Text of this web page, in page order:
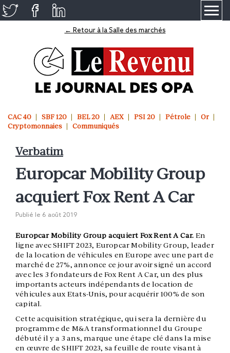
← Retour à la Salle des marchés
CAC 40 SBF 120 BEL 20 AEX PSI 20 Pétrole
Or
Cryptomonnaies
Communiqués
Verbatim
Europcar Mobility Group
acquiert Fox Rent A Car
Publié le 6 août 2019
Europcar Mobility Group acquiert Fox Rent A Car. En
ligne avec SHIFT 2023, Europcar Mobility Group, leader
de la location de véhicules en Europe avec une part de
marché de 27%, annonce ce jour avoir signé un accord
avec les 3 fondateurs de Fox Rent A Car, un des plus
importants acteurs indépendants de location de
véhicules aux Etats-Unis, pour acquérir 100% de son
capital.
Cette acquisition stratégique, qui sera la dernière du
programme de M&A transformationnel du Groupe
débuté il y a 3 ans, marque une étape clé dans la mise
en œuvre de SHIFT 2023, sa feuille de route visant à